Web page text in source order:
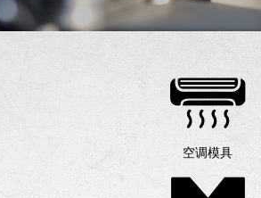
空调模具